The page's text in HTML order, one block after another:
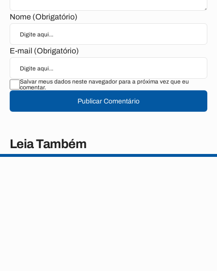
Nome (Obrigatório)
E-mail (Obrigatório)
Salvar meus dados neste navegador para a próxima vez que eu
comentar.
Publicar Comentário
Leia Também